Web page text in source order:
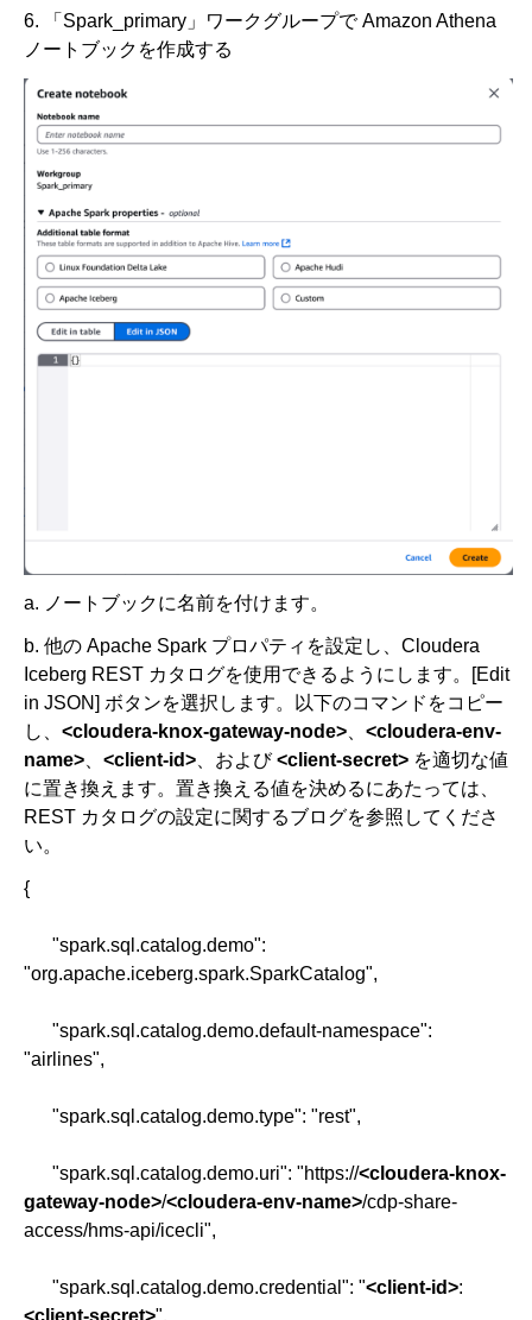
6. 「Spark_primary」ワークグループで Amazon Athena
ノートブックを作成する
a. ノートブックに名前を付けます。
b. 他の Apache Spark プロパティを設定し、Cloudera
Iceberg REST カタログを使用できるようにします。[Edit
in JSON] ボタンを選択します。以下のコマンドをコピー
し、 <cloudera-knox-gateway-node>
<cloudera-env-
name>
<client-id> 、および<client-secret> を適切な値
に置き換えます。置き換える値を決めるにあたっては、
REST カタログの設定に関するブログを参照してくださ
い。
{
"spark.sql.catalog.demo":
"org.apache.iceberg.spark.SparkCatalog",
"spark.sql.catalog.demo.default-namespace":
"airlines",
"spark.sql.catalog.demo.type": "rest",
"spark.sql.catalog.demo.uri": "https://<cloudera-knox-
gateway-node>/<cloudera-env-name>/cdp-share-
access/hms-api/icecli",
"spark.sql.catalog.demo.credential": "<client-id>:
<client-secret>",